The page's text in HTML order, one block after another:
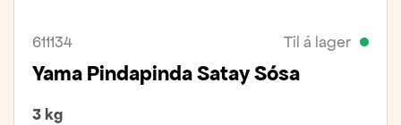
611134 Til á lager
Yama Pindapinda Satay Sósa
3 kg